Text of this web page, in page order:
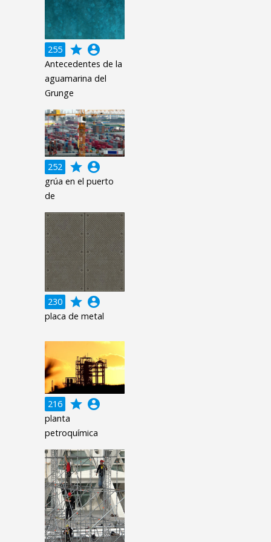
255 grade account_circle
Antecedentes de la
aguamarina del
Grunge
252 grade account_circle
grúa en el puerto
de
230 grade account_circle
placa de metal
216 grade account_circle
planta
petroquímica